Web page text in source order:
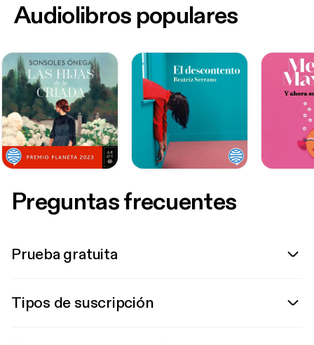
Audiolibros populares
Preguntas frecuentes
Prueba gratuita
Tipos de suscripción